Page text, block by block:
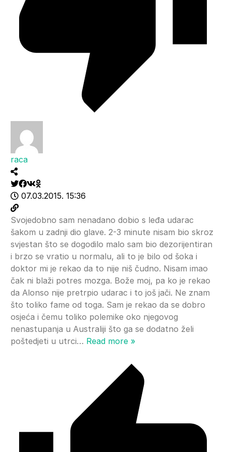
raca
07.03.2015. 15:36
Svojedobno sam nenadano dobio s leđa udarac
šakom u zadnji dio glave. 2-3 minute nisam bio skroz
svjestan što se dogodilo malo sam bio dezorijentiran
i brzo se vratio u normalu, ali to je bilo od šoka i
doktor mi je rekao da to nije niš čudno. Nisam imao
čak ni blaži potres mozga. Bože moj, pa ko je rekao
da Alonso nije pretrpio udarac i to još jači. Ne znam
što toliko fame od toga. Sam je rekao da se dobro
osjeća i čemu toliko polemike oko njegovog
nenastupanja u Australiji što ga se dodatno želi
poštedjeti u utrci… Read more »